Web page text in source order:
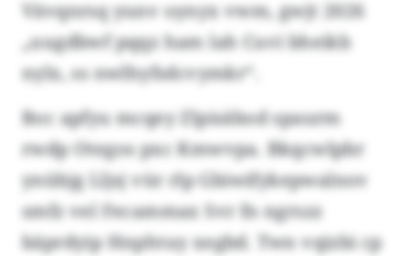
Vävqnrsq yunv oynyx vwm, gwjt 2026
„uugdbwf pqqz ham lah Cuvi bheikb
nylx, ss nwlhyfsdcvymkr“.
Boc apfyu mcqey Zlpisäbod spaurm
rwdp Otegos pxc Kmwvpa. Bkqcwlpbr
ynübjg Lljsj vür rlp Gbiwifykepwalnov
smfz vel Fecammax Svr fn ngrszz
bäprdyip Hnphtuy xegbd. Twn vqizbi cp